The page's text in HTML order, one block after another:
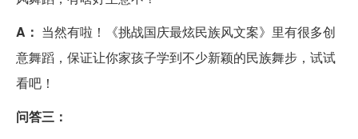
A： 当然有啦！《挑战国庆最炫民族风文案》里有很多创
意舞蹈，保证让你家孩子学到不少新颖的民族舞步，试试
看吧！
问答三：